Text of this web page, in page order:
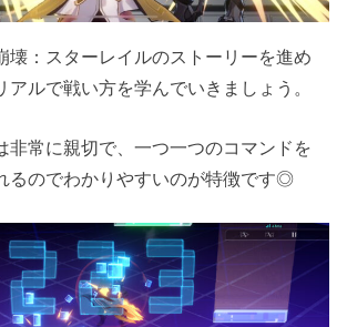
壊：スターレイルのストーリーを進め
アルで戦い方を学んでいきましょう。
非常に親切で、一つ一つのコマンドを
るのでわかりやすいのが特徴です◎